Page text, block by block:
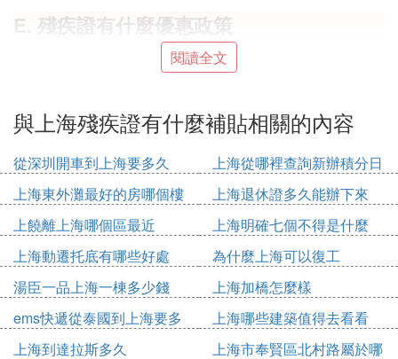
E. 殘疾證有什麼優惠政策
殘疾證事實上就是一個身份證明，就跟身份證一樣，
只是證明你是一個殘疾人。如果是地方殘疾證的話，
國殘疾人證》在市區的公園內享受免費，但在郊區一
車、飛機，優先購票和搭乘;市內公共汽車免費;其隨
身必備的輔助器具免費攜帶。殘疾人專用交通工具可
就近免費停放;盲人讀物普通郵件免費寄遞;殘疾人就
醫，優先掛號、就診，盲人、雙下肢殘疾人、多重殘
疾人免交掛號費;殘疾人免費進入博物館、紀念館、
科技館(宮)等場所;使用收費公廁免費;影劇院、體育場
(館)提供半價優惠。
F. 殘疾證有什麼補貼
閱讀全文
與上海殘疾證有什麼補貼相關的內容
從深圳開車到上海要多久
上海從哪裡查詢新辦積分日
期
上海東外灘最好的房哪個樓
上海退休證多久能辦下來
上饒離上海哪個區最近
上海明確七個不得是什麼
上海動遷托底有哪些好處
為什麼上海可以復工
湯臣一品上海一棟多少錢
上海加橋怎麼樣
ems快遞從泰國到上海要多
久
上海哪些建築值得去看看
上海到達拉斯多久
上海市奉賢區北村路屬於哪